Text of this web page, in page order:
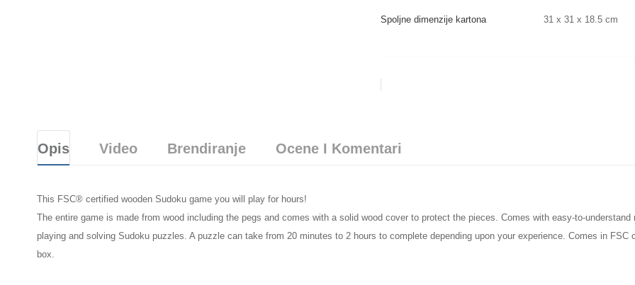
Spoljne dimenzije kartona 31 x 31 x 18.5 cm
Opis Video Brendiranje Ocene I Komentari
This FSC® certified wooden Sudoku game you will play for hours!
The entire game is made from wood including the pegs and comes with a solid wood cover to protect the pieces. Comes with easy-to-understand
playing and solving Sudoku puzzles. A puzzle can take from 20 minutes to 2 hours to complete depending upon your experience. Comes in FSC
box.